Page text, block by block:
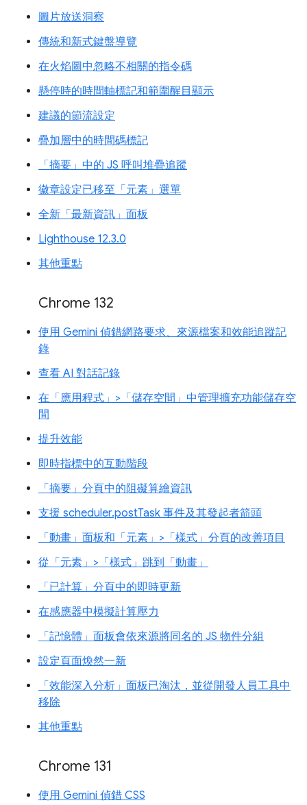
圖片放送洞察
傳統和新式鍵盤導覽
在火焰圖中忽略不相關的指令碼
懸停時的時間軸標記和範圍醒目顯示
建議的節流設定
疊加層中的時間碼標記
「摘要」中的 JS 呼叫堆疊追蹤
徽章設定已移至「元素」選單
全新「最新資訊」面板
Lighthouse 12.3.0
其他重點
Chrome 132
使用 Gemini 偵錯網路要求、來源檔案和效能追蹤記
錄
查看 AI 對話記錄
在「應用程式」>「儲存空間」中管理擴充功能儲存空
間
提升效能
即時指標中的互動階段
「摘要」分頁中的阻礙算繪資訊
支援 scheduler.postTask 事件及其發起者箭頭
「動畫」面板和「元素」>「樣式」分頁的改善項目
從「元素」>「樣式」跳到「動畫」
「已計算」分頁中的即時更新
在感應器中模擬計算壓力
「記憶體」面板會依來源將同名的 JS 物件分組
設定頁面煥然一新
「效能深入分析」面板已淘汰，並從開發人員工具中
移除
其他重點
Chrome 131
使用 Gemini 偵錯 CSS